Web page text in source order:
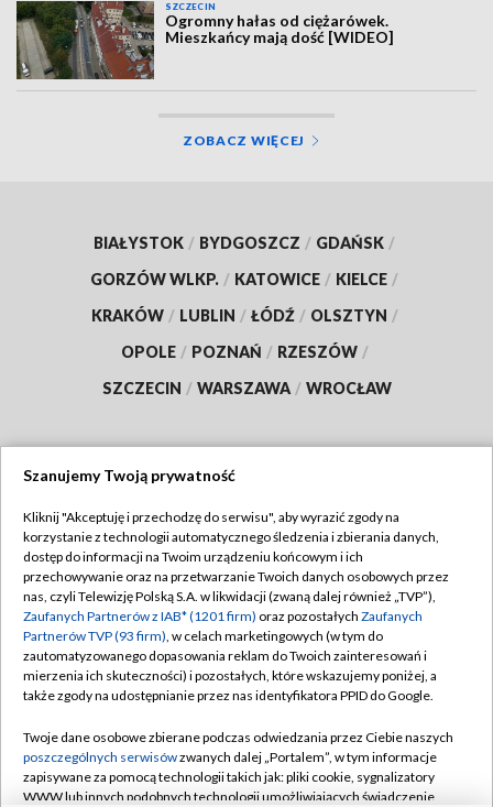
SZCZECIN
Ogromny hałas od ciężarówek.
Mieszkańcy mają dość [WIDEO]
ZOBACZ WIĘCEJ
BIAŁYSTOK / BYDGOSZCZ / GDAŃSK /
GORZÓW WLKP. / KATOWICE / KIELCE /
KRAKÓW / LUBLIN / ŁÓDŹ / OLSZTYN /
OPOLE / POZNAŃ / RZESZÓW /
SZCZECIN / WARSZAWA / WROCŁAW
TVP
Abonament TVP
Emisja w TVP
Centrum informacji TVP
Naziemna Telewizja Cyfrowa
Rada Programowa
System NOS
Regulamin TVP
Polityka prywatności
Moje zgody
Pomoc
Kontakt
Szanujemy Twoją prywatność
Kliknij "Akceptuję i przechodzę do serwisu", aby wyrazić zgody na
korzystanie z technologii automatycznego śledzenia i zbierania danych,
dostęp do informacji na Twoim urządzeniu końcowym i ich
przechowywanie oraz na przetwarzanie Twoich danych osobowych przez
nas, czyli Telewizję Polską S.A. w likwidacji (zwaną dalej również „TVP”),
Zaufanych Partnerów z IAB* (1201 firm) oraz pozostałych Zaufanych
Partnerów TVP (93 firm), w celach marketingowych (w tym do
zautomatyzowanego dopasowania reklam do Twoich zainteresowań i
mierzenia ich skuteczności) i pozostałych, które wskazujemy poniżej, a
także zgody na udostępnianie przez nas identyfikatora PPID do Google.
Twoje dane osobowe zbierane podczas odwiedzania przez Ciebie naszych
poszczególnych serwisówzwanych dalej „Portalem”, w tym informacje
zapisywane za pomocą technologii takich jak: pliki cookie, sygnalizatory
WWW lub innych podobnych technologii umożliwiających świadczenie